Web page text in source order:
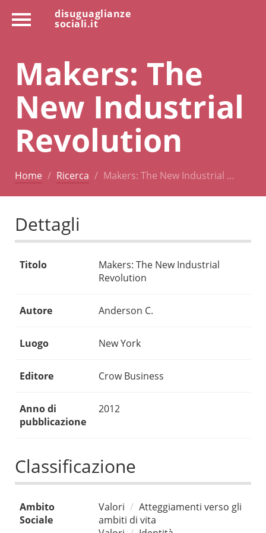
disuguaglianze
sociali.it
Makers: The
New Industrial
Revolution
Home Ricerca Makers: The New Industrial …
Dettagli
Titolo
Makers: The New Industrial
Revolution
Autore Anderson C.
Luogo New York
Editore Crow Business
Anno di
pubblicazione
2012
Classificazione
Ambito
Sociale
Valori
Atteggiamenti verso gli
ambiti di vita